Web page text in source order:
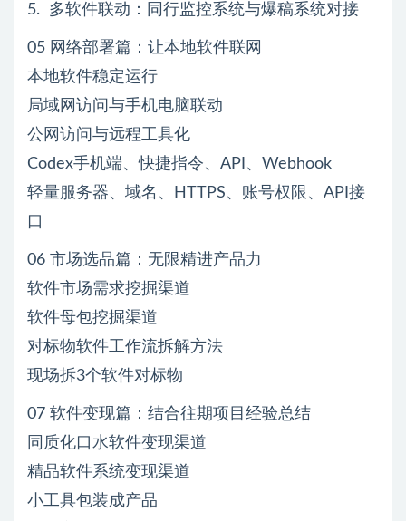
5. 多软件联动：同行监控系统与爆稿系统对接
05 网络部署篇：让本地软件联网
本地软件稳定运行
局域网访问与手机电脑联动
公网访问与远程工具化
Codex手机端、快捷指令、API、Webhook
轻量服务器、域名、HTTPS、账号权限、API接
口
06 市场选品篇：无限精进产品力
软件市场需求挖掘渠道
软件母包挖掘渠道
对标物软件工作流拆解方法
现场拆3个软件对标物
07 软件变现篇：结合往期项目经验总结
同质化口水软件变现渠道
精品软件系统变现渠道
小工具包装成产品